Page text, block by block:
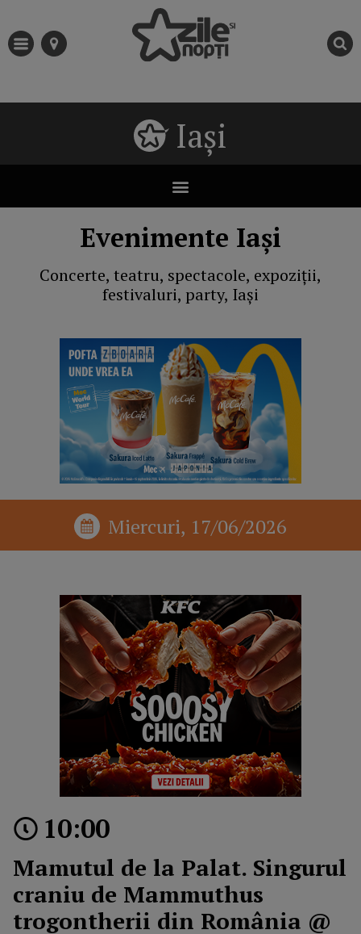
Iași
Evenimente Iași
Concerte, teatru, spectacole, expoziții,
festivaluri, party, Iași
Miercuri, 17/06/2026
10:00
Mamutul de la Palat. Singurul
craniu de Mammuthus
trogontherii din România @